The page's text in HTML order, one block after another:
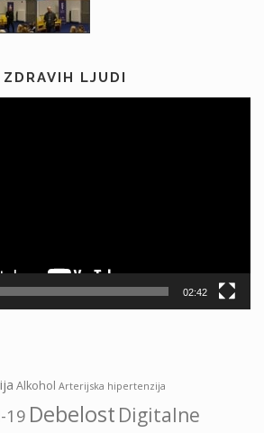
LJUDI
02:42
Alkohol Arterijska hipertenzija
19 Debelost Digitalne